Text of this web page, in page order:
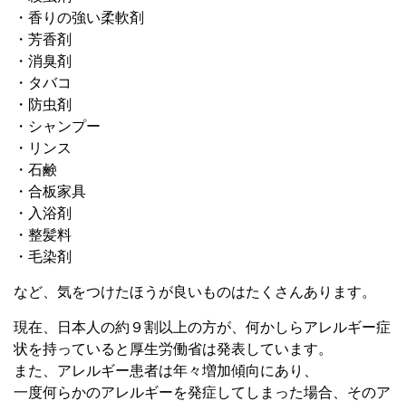
・香りの強い柔軟剤
・芳香剤
・消臭剤
・タバコ
・防虫剤
・シャンプー
・リンス
・石鹸
・合板家具
・入浴剤
・整髪料
・毛染剤
など、気をつけたほうが良いものはたくさんあります。
現在、日本人の約９割以上の方が、何かしらアレルギー症
状を持っていると厚生労働省は発表しています。
また、アレルギー患者は年々増加傾向にあり、
一度何らかのアレルギーを発症してしまった場合、そのア